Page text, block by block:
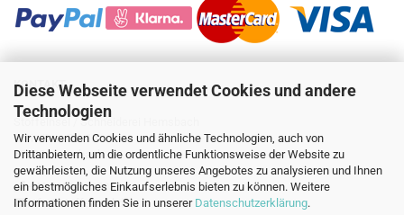
Diese Webseite verwendet Cookies und andere
Technologien
Wir verwenden Cookies und ähnliche Technologien, auch von
Drittanbietern, um die ordentliche Funktionsweise der Website zu
gewährleisten, die Nutzung unseres Angebotes zu analysieren und Ihnen
ein bestmögliches Einkaufserlebnis bieten zu können. Weitere
Informationen finden Sie in unserer Datenschutzerklärung.
KONTAKT
Stoffeinsel / Schneiderei Hemsbach
Gleiwitzer Str. 14
69502 Hemsbach
+49 6201 8735035
info@stoffeinsel.de